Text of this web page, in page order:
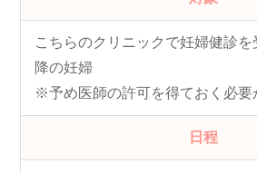
こちらのクリニックで妊婦健診
降の妊婦
※予め医師の許可を得ておく必要
日程